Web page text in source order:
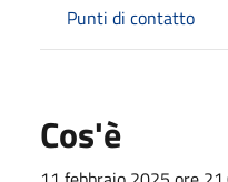
Punti di contatto
Cos'è